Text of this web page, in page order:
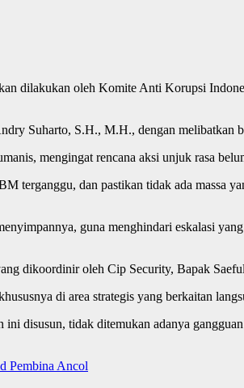
dilakukan oleh Komite Anti Korupsi
Suharto, S.H., M.H., dengan melibatkan
mengingat rencana aksi unjuk rasa
terganggu, dan pastikan tidak ada massa
guna menghindari eskalasi
dikoordinir oleh Cip Security, Bapak
di area strategis yang berkaitan
disusun, tidak ditemukan adanya
Pembina Ancol